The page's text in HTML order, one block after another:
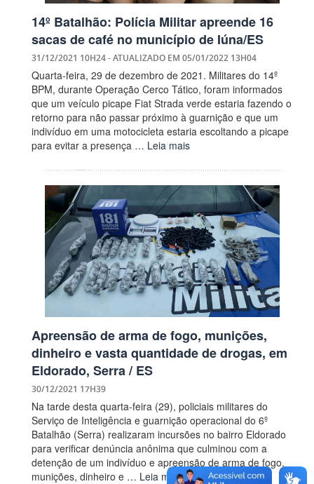
14º Batalhão: Polícia Militar apreende 16
sacas de café no município de Iúna/ES
31/12/2021 10H24- ATUALIZADO EM 05/01/2022 13H04
Quarta-feira, 29 de dezembro de 2021. Militares do 14º
BPM, durante Operação Cerco Tático, foram informados
que um veículo picape Fiat Strada verde estaria fazendo o
retorno para não passar próximo à guarnição e que um
indivíduo em uma motocicleta estaria escoltando a picape
para evitar a presença … Leia mais
Apreensão de arma de fogo, munições,
dinheiro e vasta quantidade de drogas, em
Eldorado, Serra / ES
30/12/2021 17H39
Na tarde desta quarta-feira (29), policiais militares do
Serviço de Inteligência e guarnição operacional do 6º
Batalhão (Serra) realizaram incursões no bairro Eldorado
para verificar denúncia anônima que culminou com a
detenção de um indivíduo e apreensão de arma de fogo,
munições, dinheiro e … Leia mais